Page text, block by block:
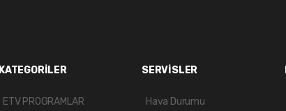
KATEGORİLER
ETV PROGRAMLAR
SERVİSLER
Hava Durumu